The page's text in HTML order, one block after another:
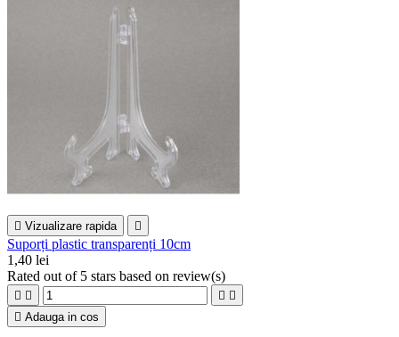
 Vizualizare rapida 
Suporți plastic transparenți 10cm
1,40 lei
Rated out of 5 stars based on review(s)
   
 Adauga in cos